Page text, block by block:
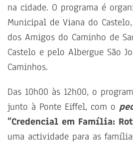
na cidade. O programa é
Municipal de Viana do
dos Amigos do Caminho de
Castelo e pelo Albergue São
Caminhos.
Das 10h00 às 12h00, o
junto à Ponte Eiffel, com o
“Credencial em Família:
uma actividade para as